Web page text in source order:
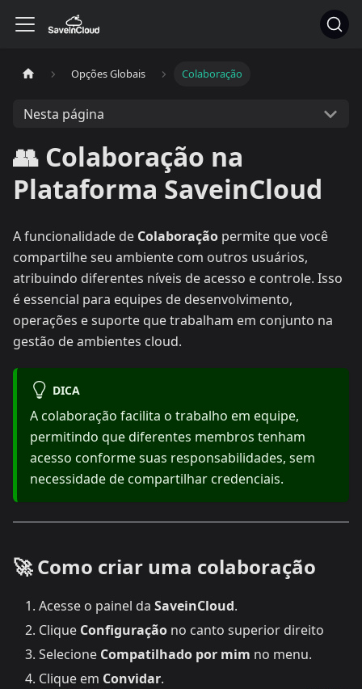
Opções Globais Colaboração
Nesta página
👥 Colaboração na
Plataforma SaveinCloud
A funcionalidade de Colaboração permite que você
compartilhe seu ambiente com outros usuários,
atribuindo diferentes níveis de acesso e controle. Isso
é essencial para equipes de desenvolvimento,
operações e suporte que trabalham em conjunto na
gestão de ambientes cloud.
DICA
A colaboração facilita o trabalho em equipe,
permitindo que diferentes membros tenham
acesso conforme suas responsabilidades, sem
necessidade de compartilhar credenciais.
🚀 Como criar uma colaboração
Acesse o painel da SaveinCloud.
Clique Configuração no canto superior direito
Selecione Compatilhado por mim no menu.
Clique em Convidar.